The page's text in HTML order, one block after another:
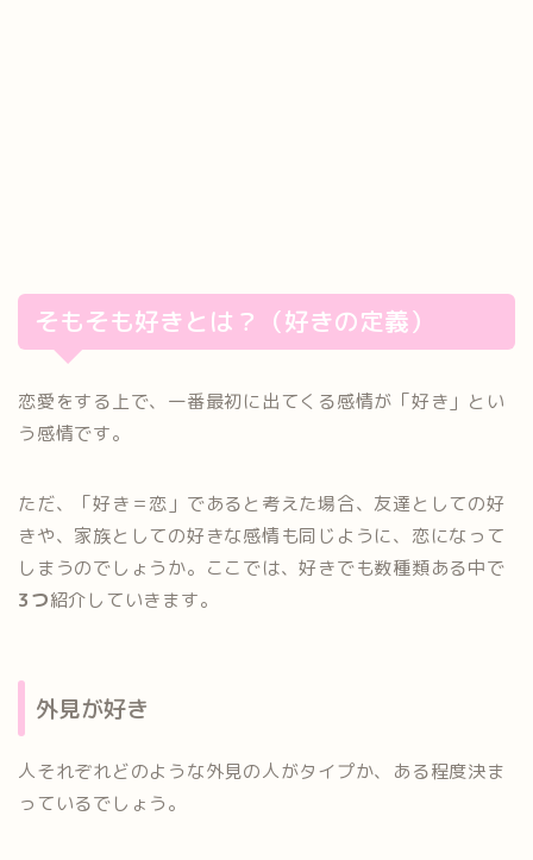
そもそも好きとは？（好きの定義）
恋愛をする上で、一番最初に出てくる感情が「好き」とい
う感情です。
ただ、「好き＝恋」であると考えた場合、友達としての好
きや、家族としての好きな感情も同じように、恋になって
しまうのでしょうか。ここでは、好きでも数種類ある中で
3つ紹介していきます。
外見が好き
人それぞれどのような外見の人がタイプか、ある程度決ま
っているでしょう。